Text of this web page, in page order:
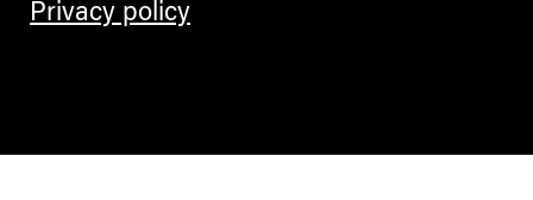
Privacy policy